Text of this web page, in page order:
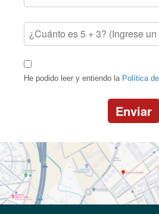
He podido leer y entiendo la Política
Enviar